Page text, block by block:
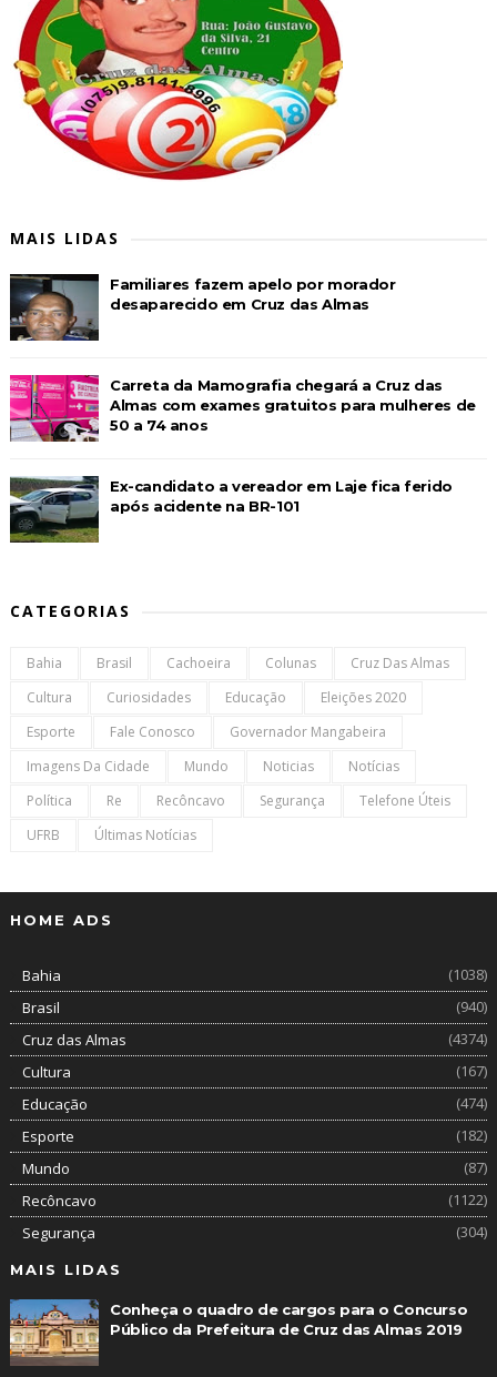
MAIS LIDAS
Familiares fazem apelo por morador
desaparecido em Cruz das Almas
Carreta da Mamografia chegará a Cruz das
Almas com exames gratuitos para mulheres de
50 a 74 anos
Ex-candidato a vereador em Laje fica ferido
após acidente na BR-101
CATEGORIAS
Bahia Brasil Cachoeira Colunas
Cruz Das Almas
Cultura
Curiosidades Educação
Eleições 2020
Esporte
Fale Conosco
Governador Mangabeira
Imagens Da Cidade
Mundo Noticias
Notícias
Política
Re Recôncavo Segurança
Telefone Úteis
UFRB
Últimas Notícias
HOME ADS
Bahia
(1038)
Brasil
(940)
Cruz das Almas
(4374)
Cultura
(167)
Educação
(474)
Esporte
(182)
Mundo
(87)
Recôncavo
(1122)
Segurança
(304)
MAIS LIDAS
Conheça o quadro de cargos para o Concurso
Público da Prefeitura de Cruz das Almas 2019